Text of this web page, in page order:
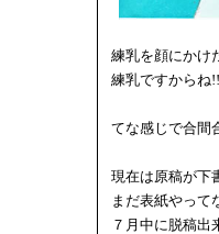
練乳を顔にかけ
練乳ですからね!!
てな感じで合間
現在は原稿が下
まだ表紙やって
７月中に脱稿